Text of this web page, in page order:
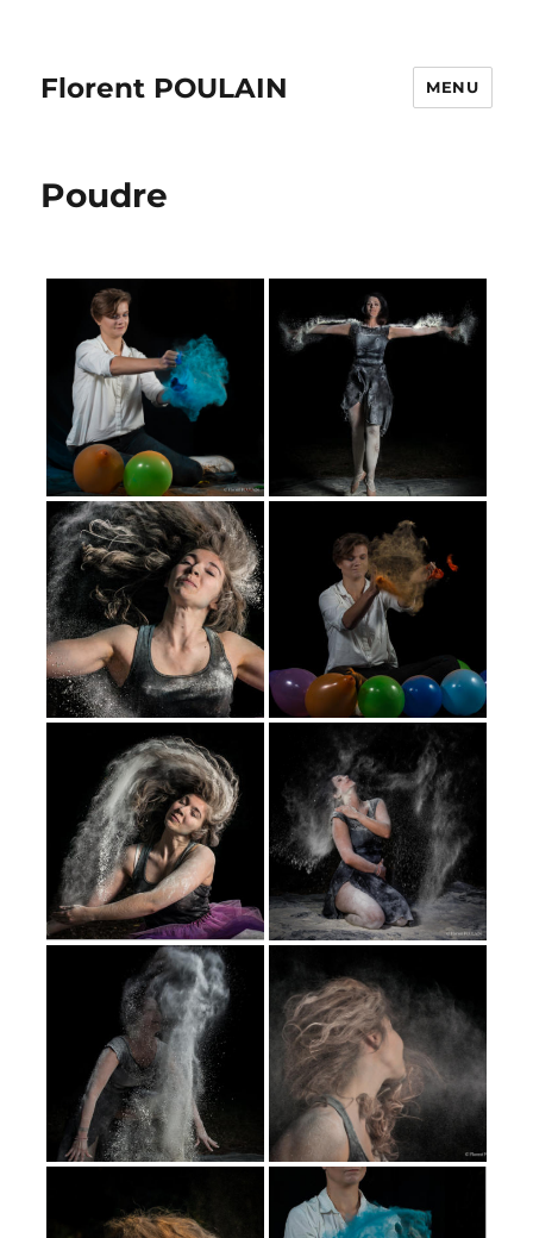
Florent POULAIN MENU
Poudre